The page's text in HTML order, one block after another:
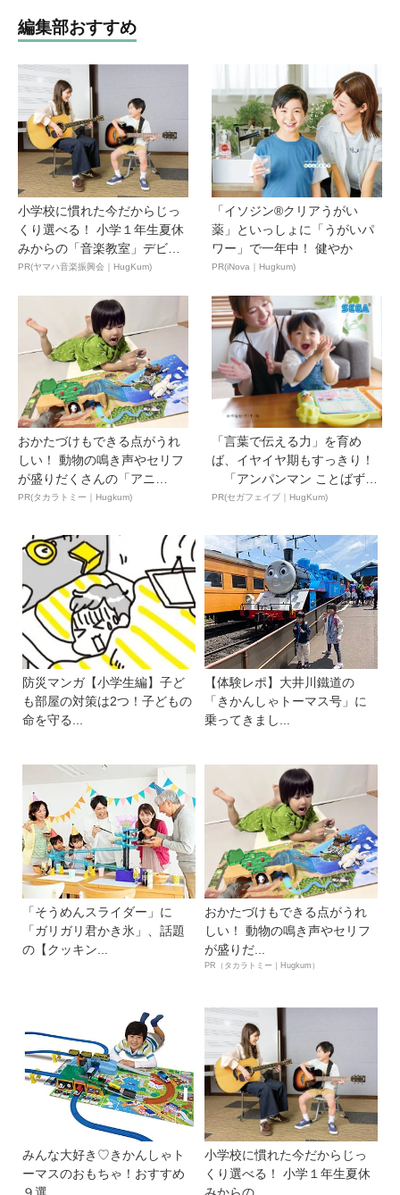
編集部おすすめ
小学校に慣れた今だからじっ
くり選べる！ 小学１年生夏休
みからの「音楽教室」デビ
ュ...
PR(ヤマハ音楽振興会｜HugKum)
「イソジン®クリアうがい
薬」といっしょに「うがいパ
ワー」で一年中！ 健やか
PR(iNova｜Hugkum)
おかたづけもできる点がうれ
しい！ 動物の鳴き声やセリフ
が盛りだくさんの「アニ
ア ...
PR(タカラトミー｜Hugkum)
「言葉で伝える力」を育め
ば、イヤイヤ期もすっきり！
「アンパンマン ことばずか
ん...
PR(セガフェイブ｜HugKum)
防災マンガ【小学生編】子ど
も部屋の対策は2つ！子どもの
命を守る...
【体験レポ】大井川鐵道の
「きかんしゃトーマス号」に
乗ってきまし...
「そうめんスライダー」に
「ガリガリ君かき氷」、話題
の【クッキン...
おかたづけもできる点がうれ
しい！ 動物の鳴き声やセリフ
が盛りだ...
PR（タカラトミー｜Hugkum）
みんな大好き♡きかんしゃト
ーマスのおもちゃ！おすすめ
小学校に慣れた今だからじっ
くり選べる！ 小学１年生夏休